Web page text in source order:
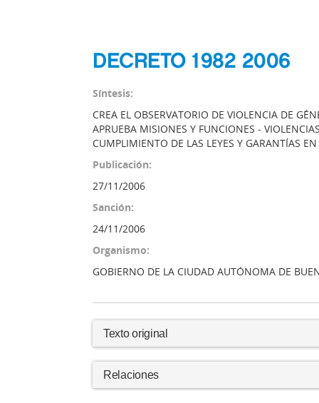
DECRETO 1982 2006
Síntesis:
CREA EL OBSERVATORIO DE VIOLENCIA DE
APRUEBA MISIONES Y FUNCIONES -
CUMPLIMIENTO DE LAS LEYES Y GARANTÍAS
Publicación:
27/11/2006
Sanción:
24/11/2006
Organismo:
GOBIERNO DE LA CIUDAD AUTÓNOMA DE
Texto original
Relaciones